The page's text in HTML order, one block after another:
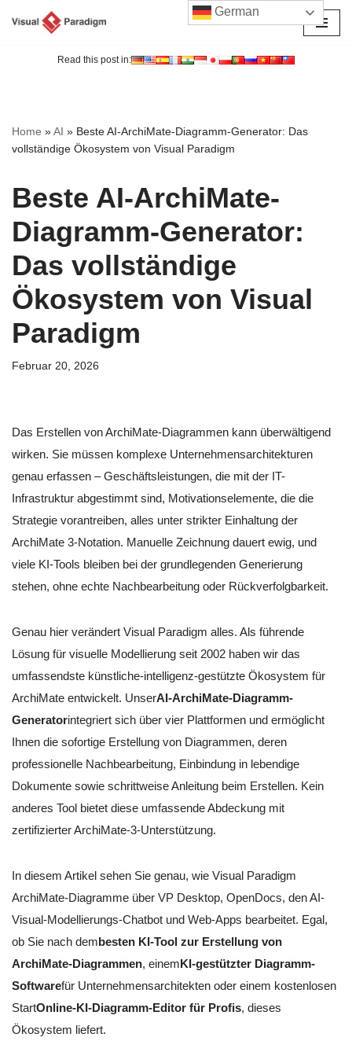
Read this post in:
Home »AI » Beste AI-ArchiMate-Diagramm-Generator: Das
vollständige Ökosystem von Visual Paradigm
Beste AI-ArchiMate-
Diagramm-Generator:
Das vollständige
Ökosystem von Visual
Paradigm
Februar 20, 2026
Das Erstellen von ArchiMate-Diagrammen kann überwältigend
wirken. Sie müssen komplexe Unternehmensarchitekturen
genau erfassen – Geschäftsleistungen, die mit der IT-
Infrastruktur abgestimmt sind, Motivationselemente, die die
Strategie vorantreiben, alles unter strikter Einhaltung der
ArchiMate 3-Notation. Manuelle Zeichnung dauert ewig, und
viele KI-Tools bleiben bei der grundlegenden Generierung
stehen, ohne echte Nachbearbeitung oder Rückverfolgbarkeit.
Genau hier verändert Visual Paradigm alles. Als führende
Lösung für visuelle Modellierung seit 2002 haben wir das
umfassendste künstliche-intelligenz-gestützte Ökosystem für
ArchiMate entwickelt. UnserAI-ArchiMate-Diagramm-
Generatorintegriert sich über vier Plattformen und ermöglicht
Ihnen die sofortige Erstellung von Diagrammen, deren
professionelle Nachbearbeitung, Einbindung in lebendige
Dokumente sowie schrittweise Anleitung beim Erstellen. Kein
anderes Tool bietet diese umfassende Abdeckung mit
zertifizierter ArchiMate-3-Unterstützung.
In diesem Artikel sehen Sie genau, wie Visual Paradigm
ArchiMate-Diagramme über VP Desktop, OpenDocs, den AI-
Visual-Modellierungs-Chatbot und Web-Apps bearbeitet. Egal,
ob Sie nach dembesten KI-Tool zur Erstellung von
ArchiMate-Diagrammen, einemKI-gestützter Diagramm-
Softwarefür Unternehmensarchitekten oder einem kostenlosen
StartOnline-KI-Diagramm-Editor für Profis, dieses
Ökosystem liefert.
German